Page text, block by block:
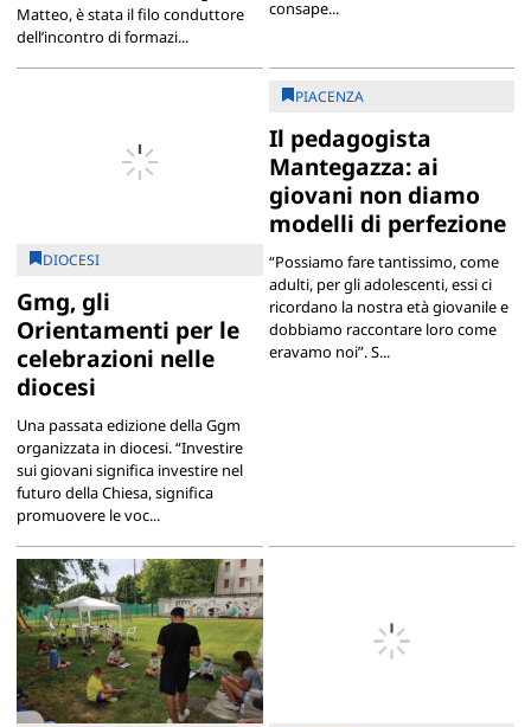
Matteo, è stata il filo conduttore
dell’incontro di formazi...
consape...
DIOCESI
Gmg, gli
Orientamenti per le
celebrazioni nelle
diocesi
Una passata edizione della Ggm
organizzata in diocesi. “Investire
sui giovani significa investire nel
futuro della Chiesa, significa
promuovere le voc...
PIACENZA
Il pedagogista
Mantegazza: ai
giovani non diamo
modelli di perfezione
“Possiamo fare tantissimo, come
adulti, per gli adolescenti, essi ci
ricordano la nostra età giovanile e
dobbiamo raccontare loro come
eravamo noi”. S...